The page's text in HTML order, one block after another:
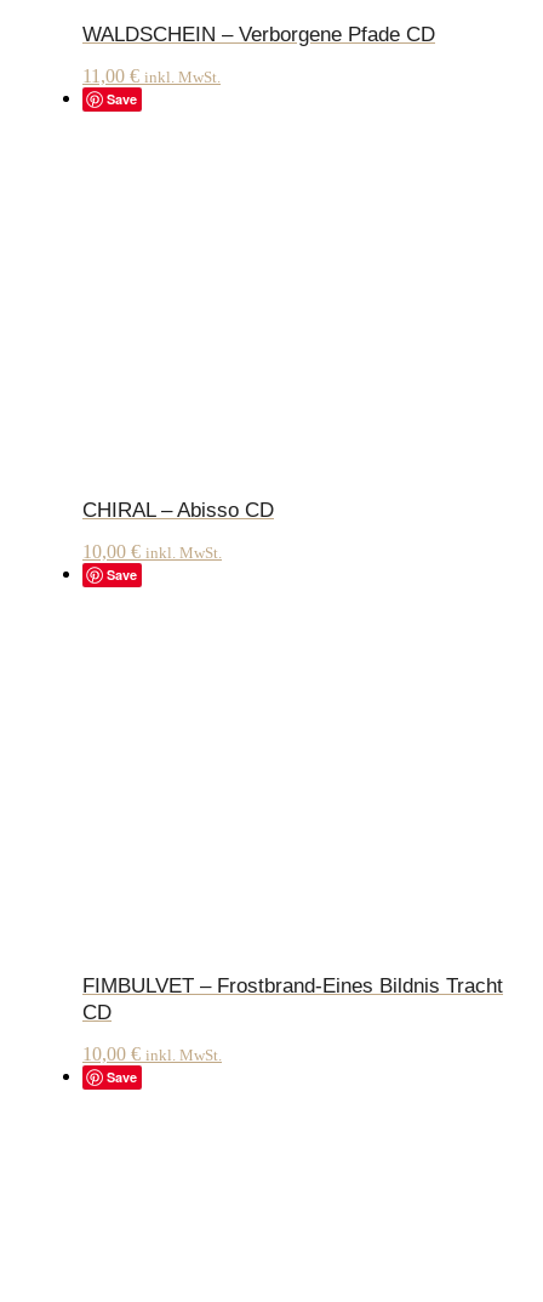
WALDSCHEIN – Verborgene Pfade CD
11,00 € inkl. MwSt.
Save
CHIRAL – Abisso CD
10,00 € inkl. MwSt.
Save
FIMBULVET – Frostbrand-Eines Bildnis Tracht
CD
10,00 € inkl. MwSt.
Save